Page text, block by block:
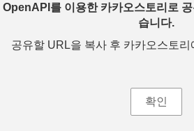
OpenAPI를 이용한 카카오스토리로
습니다.
공유할 URL을 복사 후 카카오스토
확인